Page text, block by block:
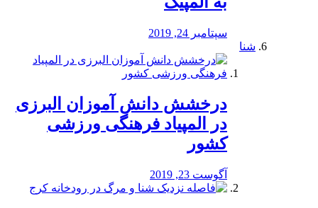
سپتامبر 24, 2019
شنا
درخشش دانش آموزان البرزی
در المپیاد فرهنگی ورزشی
کشور
آگوست 23, 2019